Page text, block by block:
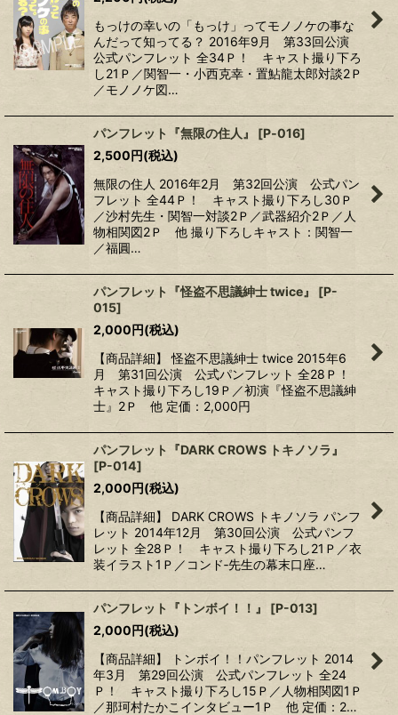
もっけの幸いの「もっけ」ってモノノケの事な
んだって知ってる？ 2016年9月 第33回公演
公式パンフレット 全34Ｐ！ キャスト撮り下ろ
し21Ｐ／関智一・小西克幸・置鮎龍太郎対談2Ｐ
／モノノケ図…
パンフレット『無限の住人』 [P‐016]
2,500円(税込)
無限の住人 2016年2月 第32回公演 公式パン
フレット 全44Ｐ！ キャスト撮り下ろし30Ｐ
／沙村先生・関智一対談2Ｐ／武器紹介2Ｐ／人
物相関図2Ｐ 他 撮り下ろしキャスト：関智一
／福圓…
パンフレット『怪盗不思議紳士 twice』 [P-
015]
2,000円(税込)
【商品詳細】 怪盗不思議紳士 twice 2015年6
月 第31回公演 公式パンフレット 全28Ｐ！
キャスト撮り下ろし19Ｐ／初演『怪盗不思議紳
士』2Ｐ 他 定価：2,000円
パンフレット『DARK CROWS トキノソラ』
[P-014]
2,000円(税込)
【商品詳細】 DARK CROWS トキノソラ パンフ
レット 2014年12月 第30回公演 公式パンフ
レット 全28Ｐ！ キャスト撮り下ろし21Ｐ／衣
装イラスト1Ｐ／コンド‐先生の幕末口座…
パンフレット『トンボイ！！』 [P-013]
2,000円(税込)
【商品詳細】 トンボイ！！パンフレット 2014
年3月 第29回公演 公式パンフレット 全24
Ｐ！ キャスト撮り下ろし15Ｐ／人物相関図1Ｐ
／那珂村たかこインタビュー1Ｐ 他 定価：2…